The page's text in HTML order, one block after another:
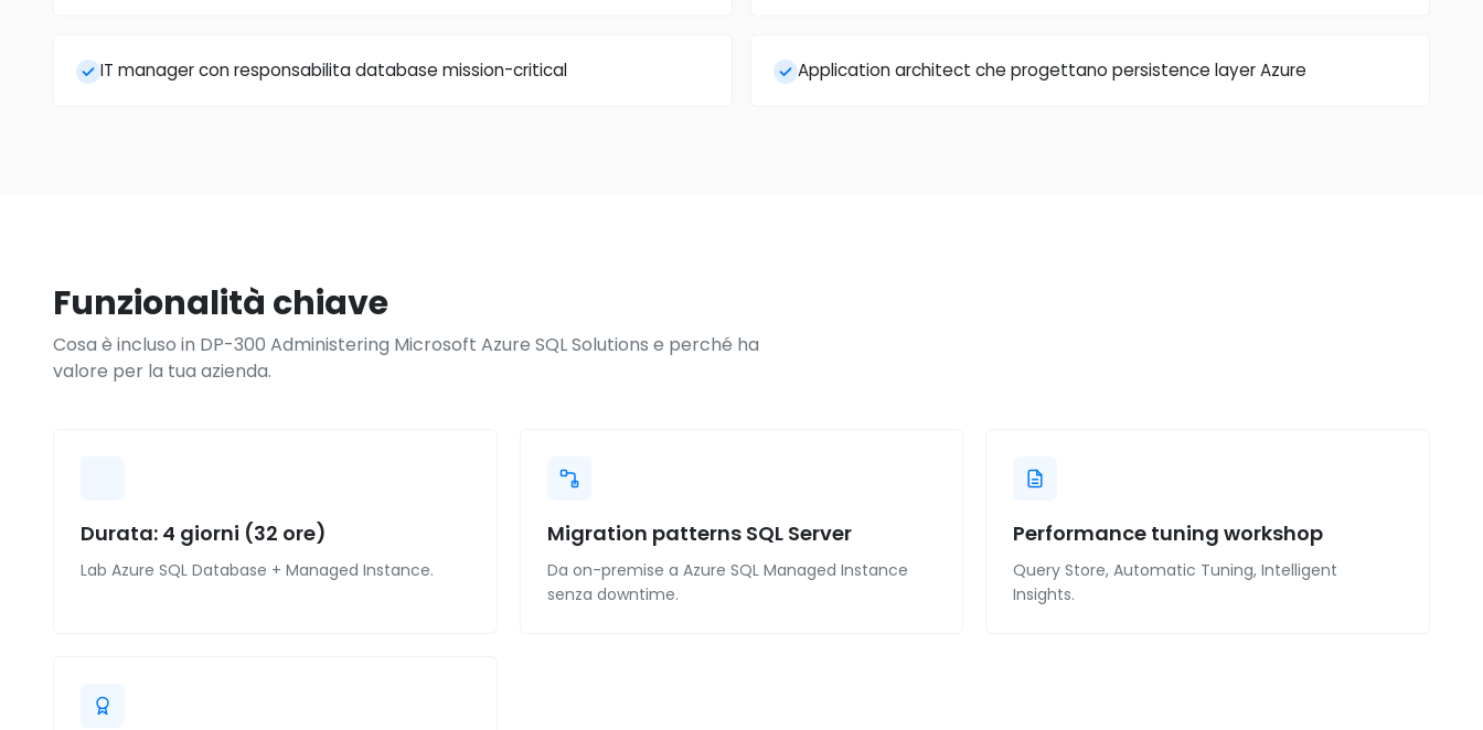
IT manager con responsabilita database mission-critical Application architect che progettano persistence layer Azure
Funzionalità chiave
Cosa è incluso in DP-300 Administering Microsoft Azure SQL Solutions e perché ha
valore per la tua azienda.
Durata: 4 giorni (32 ore)
Lab Azure SQL Database + Managed Instance.
Migration patterns SQL Server
Da on-premise a Azure SQL Managed Instance
senza downtime.
Performance tuning workshop
Query Store, Automatic Tuning, Intelligent
Insights.